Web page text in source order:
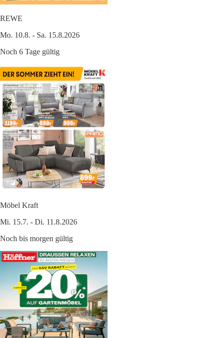
REWE
Mo. 10.8. - Sa. 15.8.2026
Noch 6 Tage gültig
Möbel Kraft
Mi. 15.7. - Di. 11.8.2026
Noch bis morgen gültig